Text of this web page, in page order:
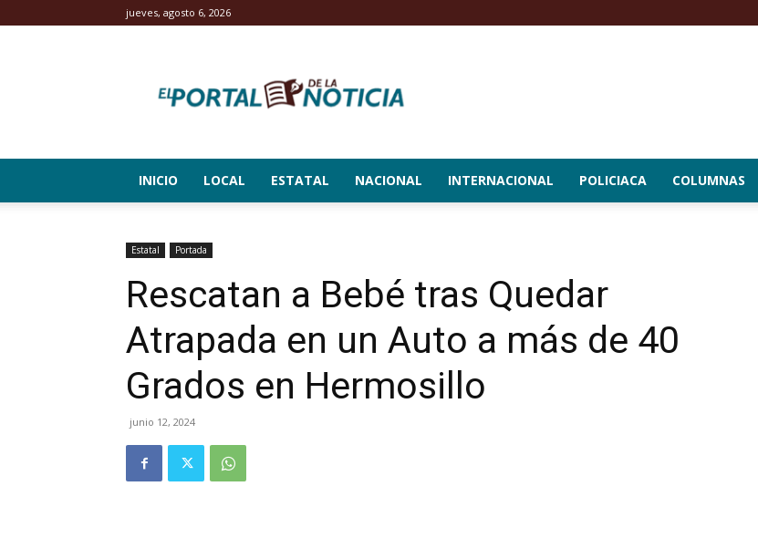
jueves, agosto 6, 2026
Portal
de
INICIO LOCAL ESTATAL NACIONAL INTERNACIONAL POLICIACA COLUMNAS
Estatal Portada
Rescatan a Bebé tras Quedar
Atrapada en un Auto a más de 40
Grados en Hermosillo
junio 12, 2024